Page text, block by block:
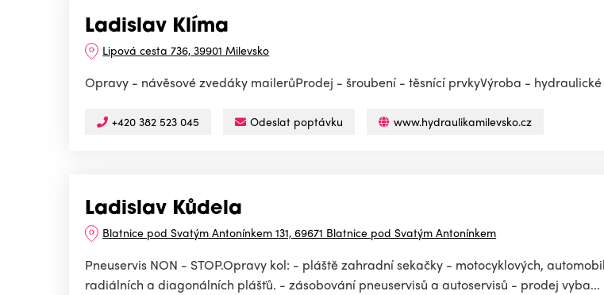
Ladislav Klíma
Lipová cesta 736, 39901 Milevsko
Opravy - návěsové zvedáky mailerůProdej - šroubení - těsnící prvkyVýroba -
+420 382 523 045 Odeslat poptávku www.hydraulikamilevsko.cz
Ladislav Kůdela
Blatnice pod Svatým Antonínkem 131, 69671 Blatnice pod Svatým Antonínkem
Pneuservis NON - STOP.Opravy kol: - pláště zahradní sekačky - motocyklových,
radiálních a diagonálních plášťů. - zásobování pneuservisů a autoservisů - prodej vyba...